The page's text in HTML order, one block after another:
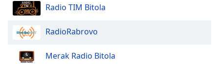
Edge
Radio TIM Bitola
RadioRabrovo
Merak Radio Bitola